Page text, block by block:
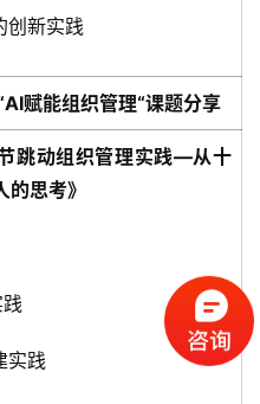
创新实践
赋能组织管理“课题分享
跳动组织管理实践—从十
思考》
践
实践